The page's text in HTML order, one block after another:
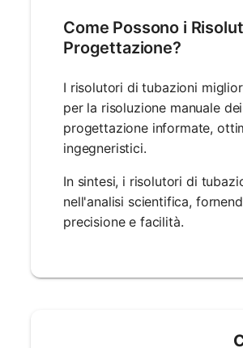
Come Possono i
Progettazione?
I risolutori di tubazioni
per la risoluzione manuale
progettazione informate,
ingegneristici.
In sintesi, i risolutori di
nell'analisi scientifica,
precisione e facilità.